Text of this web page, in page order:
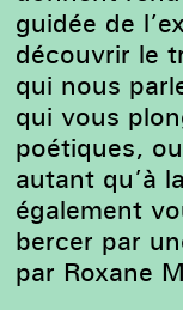
guidée de
découvrir le
qui nous
qui vous
poétiques,
autant qu’à
également
bercer par
par Roxane